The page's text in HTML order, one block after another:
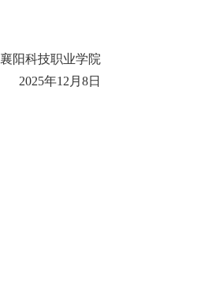
襄阳科技职业学院
2025年12月8日